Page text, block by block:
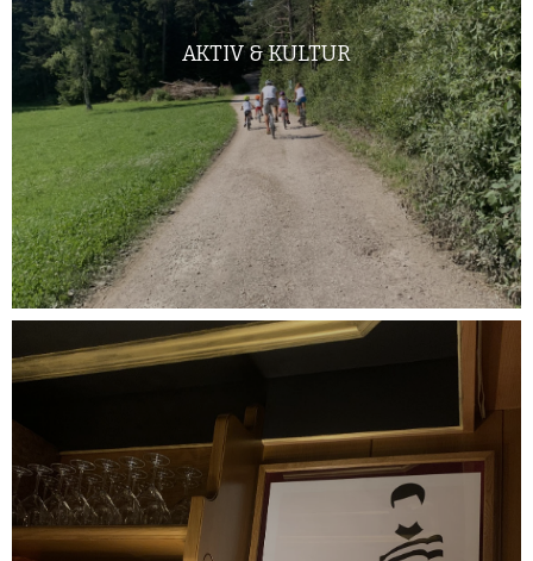
AKTIV & KULTUR